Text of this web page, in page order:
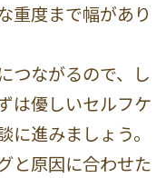
重度まで幅があり
つながるので、し
は優しいセルフケ
進みましょう。
と原因に合わせた